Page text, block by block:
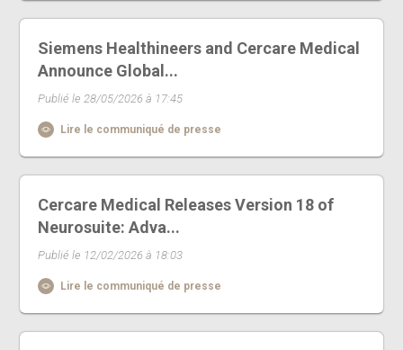
Siemens Healthineers and Cercare Medical
Announce Global...
Publié le 28/05/2026 à 17:45
Lire le communiqué de presse
Cercare Medical Releases Version 18 of
Neurosuite: Adva...
Publié le 12/02/2026 à 18:03
Lire le communiqué de presse